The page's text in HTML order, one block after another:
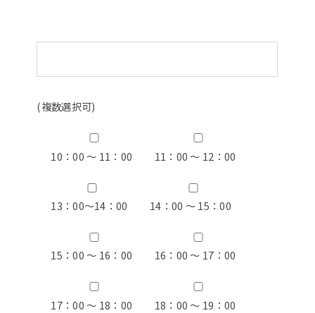
(複数選択可)
10：00 ～ 11：00 11：00 ～ 12：00
13：00〜14：00 14：00 ～ 15：00
15：00 ～ 16：00 16：00 ～ 17：00
17：00 ～ 18：00 18：00 ～ 19：00